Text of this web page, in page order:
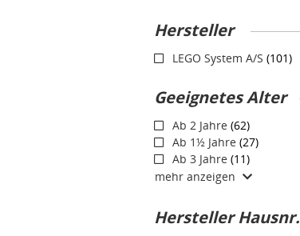
Hersteller 󠀱
LEGO System A/S (101)
Geeignetes Alter
Ab 2 Jahre (62)
Ab 1½ Jahre (27)
Ab 3 Jahre (11)
mehr anzeigen
Hersteller 󠀳Hausnr.